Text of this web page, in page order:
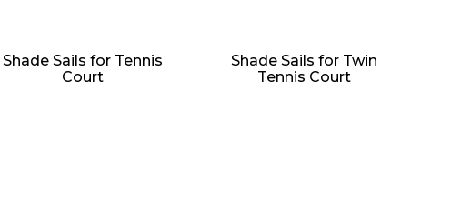
Shade Sails for Tennis
Court
Shade Sails for Twin
Tennis Court